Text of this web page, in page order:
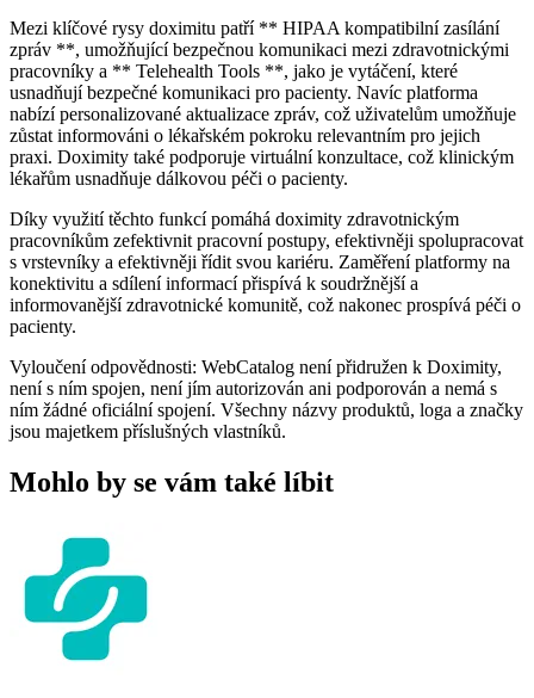
Mezi klíčové rysy doximitu patří ** HIPAA kompatibilní zasílání
zpráv **, umožňující bezpečnou komunikaci mezi zdravotnickými
pracovníky a ** Telehealth Tools **, jako je vytáčení, které
usnadňují bezpečné komunikaci pro pacienty. Navíc platforma
nabízí personalizované aktualizace zpráv, což uživatelům umožňuje
zůstat informováni o lékařském pokroku relevantním pro jejich
praxi. Doximity také podporuje virtuální konzultace, což klinickým
lékařům usnadňuje dálkovou péči o pacienty.
Díky využití těchto funkcí pomáhá doximity zdravotnickým
pracovníkům zefektivnit pracovní postupy, efektivněji spolupracovat
s vrstevníky a efektivněji řídit svou kariéru. Zaměření platformy na
konektivitu a sdílení informací přispívá k soudržnější a
informovanější zdravotnické komunitě, což nakonec prospívá péči o
pacienty.
Vyloučení odpovědnosti: WebCatalog není přidružen k Doximity,
není s ním spojen, není jím autorizován ani podporován a nemá s
ním žádné oficiální spojení. Všechny názvy produktů, loga a značky
jsou majetkem příslušných vlastníků.
Mohlo by se vám také líbit